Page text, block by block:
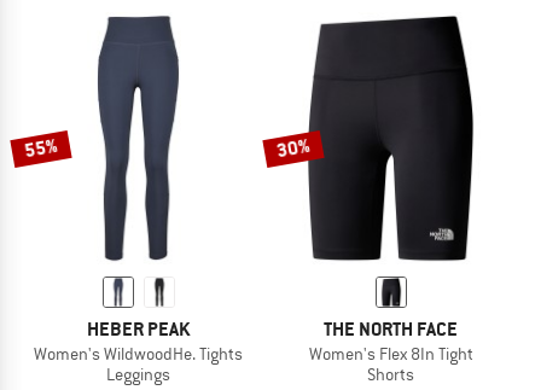
55%
HEBER PEAK
Women's WildwoodHe. Tights
Leggings
30%
THE NORTH FACE
Women's Flex 8In Tight
Shorts